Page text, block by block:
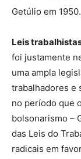
Getúlio em 1950.
Leis
foi justamente
uma ampla
trabalhadores e
no período que
bolsonarismo –
das Leis do
radicais em